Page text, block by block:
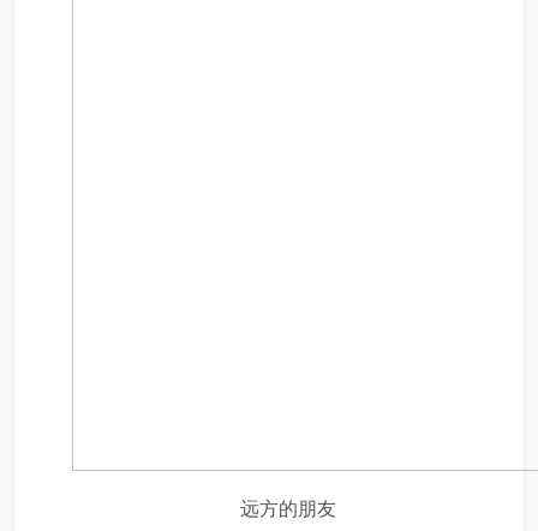
远方的朋友